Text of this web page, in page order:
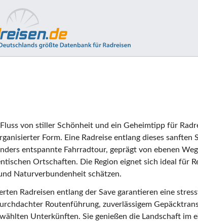
von stiller Schönheit und ein Geheimtipp für
Form. Eine Radreise entlang dieses sanften
entspannte Fahrradtour, geprägt von ebenen
Ortschaften. Die Region eignet sich ideal für
Naturverbundenheit schätzen.
Radreisen entlang der Save garantieren eine
Routenführung, zuverlässigem
Unterkünften. Sie genießen die Landschaft im